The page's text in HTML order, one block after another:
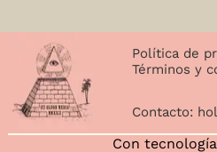
Política de
Términos y
Contacto:
Con tecnología